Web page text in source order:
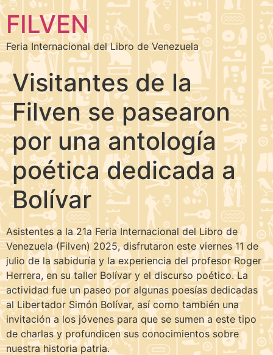
FILVEN
Feria Internacional del Libro de Venezuela
Visitantes de la
Filven se pasearon
por una antología
poética dedicada a
Bolívar
Asistentes a la 21a Feria Internacional del Libro de
Venezuela (Filven) 2025, disfrutaron este viernes 11 de
julio de la sabiduría y la experiencia del profesor Roger
Herrera, en su taller Bolívar y el discurso poético. La
actividad fue un paseo por algunas poesías dedicadas
al Libertador Simón Bolívar, así como también una
invitación a los jóvenes para que se sumen a este tipo
de charlas y profundicen sus conocimientos sobre
nuestra historia patria.